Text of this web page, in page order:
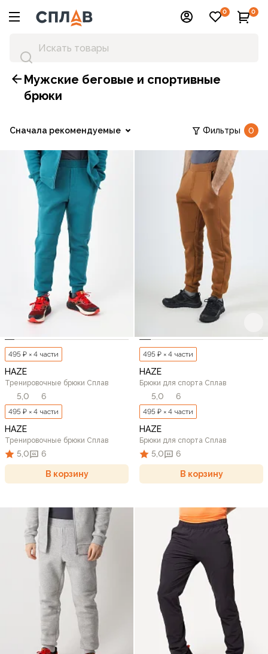
0 0
Мужские беговые и спортивные
брюки
Сначала рекомендуемые Фильтры 0
495 ₽ × 4 части
HAZE
Тренировочные брюки Сплав
5,0 6
495 ₽ × 4 части
HAZE
Тренировочные брюки Сплав
5,0 6
В корзину
495 ₽ × 4 части
HAZE
Брюки для спорта Сплав
5,0 6
495 ₽ × 4 части
HAZE
Брюки для спорта Сплав
5,0 6
В корзину